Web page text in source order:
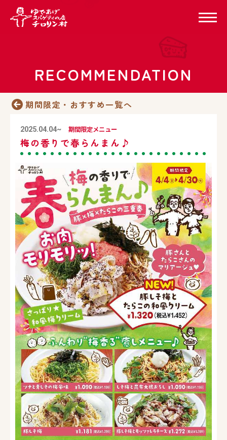
RECOMMENDATION
期間限定・おすすめ一覧へ
2025.04.04~ 期間限定メニュー
梅の香りで春らんまん♪